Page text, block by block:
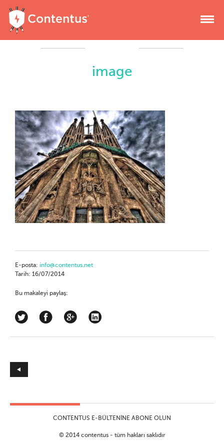
image
E-posta: info@contentus.net
Tarih: 16/07/2014
Bu makaleyi paylaş:
CONTENTUS E-BÜLTENINE ABONE OLUN
© 2014 contentus - tüm hakları saklıdır